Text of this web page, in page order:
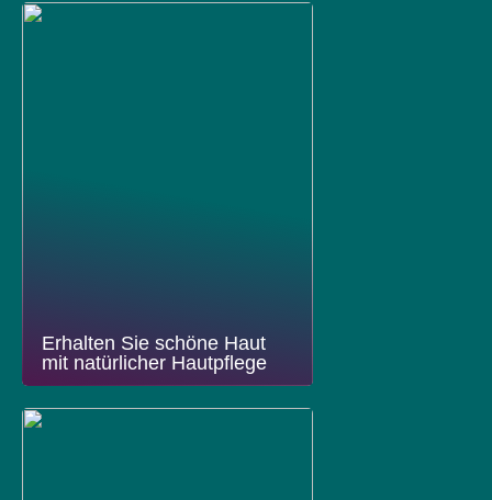
Erhalten Sie schöne Haut
mit natürlicher Hautpflege